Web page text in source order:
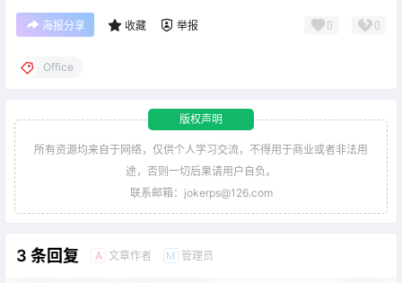
海报分享 收藏 举报 0 0
Office
版权声明
所有资源均来自于网络，仅供个人学习交流，不得用于商业或者非法用
途，否则一切后果请用户自负。
联系邮箱：jokerps@126.com
3 条回复 A 文章作者 M 管理员